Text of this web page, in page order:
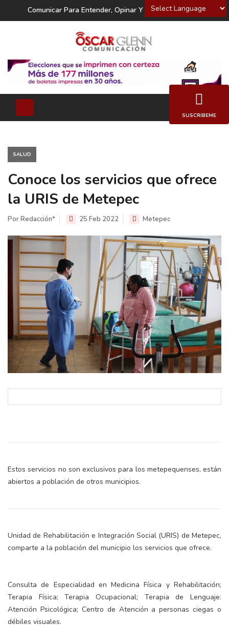
Powered by
Comunicar Para Entender, Opinar Y Decidir
SALUD
Conoce los servicios que ofrece
la URIS de Metepec
Por Redacción* 25 Feb 2022 Metepec
Estos servicios no son exclusivos para los metepequenses, están
abiertos a población de otros municipios.
Unidad de Rehabilitación e Integración Social (URIS) de Metepec,
comparte a la población del municipio los servicios que ofrece.
Consulta de Especialidad en Medicina Física y Rehabilitación;
Terapia Física; Terapia Ocupacional; Terapia de Lenguaje:
Atención Psicológica; Centro de Atención a personas ciegas o
débiles visuales.
SUSCRIBEME